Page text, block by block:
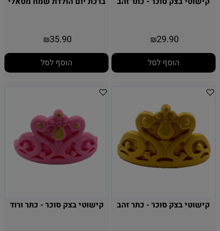
₪29.90
הוסף לסל
₪35.90
הוסף לסל
קישוטי בצק סוכר - כתר זהב קישוטי בצק סוכר - כתר ורוד